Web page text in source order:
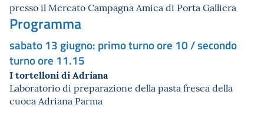
presso il Mercato Campagna Amica di Porta Galliera
Programma
sabato 13 giugno: primo turno ore 10 / secondo
turno ore 11.15
I tortelloni di Adriana
Laboratorio di preparazione della pasta fresca della
cuoca Adriana Parma